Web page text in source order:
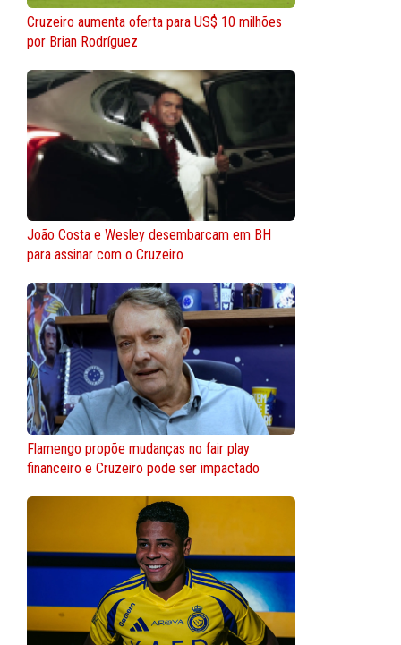
Cruzeiro aumenta oferta para US$ 10 milhões
por Brian Rodríguez
João Costa e Wesley desembarcam em BH
para assinar com o Cruzeiro
Flamengo propõe mudanças no fair play
financeiro e Cruzeiro pode ser impactado